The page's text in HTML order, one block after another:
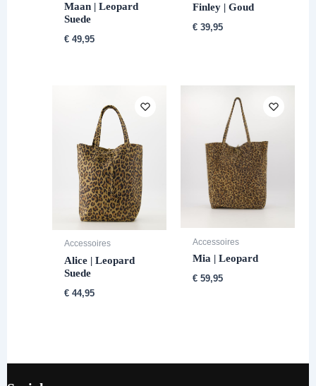
Maan | Leopard
Suede
€ 49,95
Finley | Goud
€ 39,95
Accessoires
Alice | Leopard
Suede
€ 44,95
Accessoires
Mia | Leopard
€ 59,95